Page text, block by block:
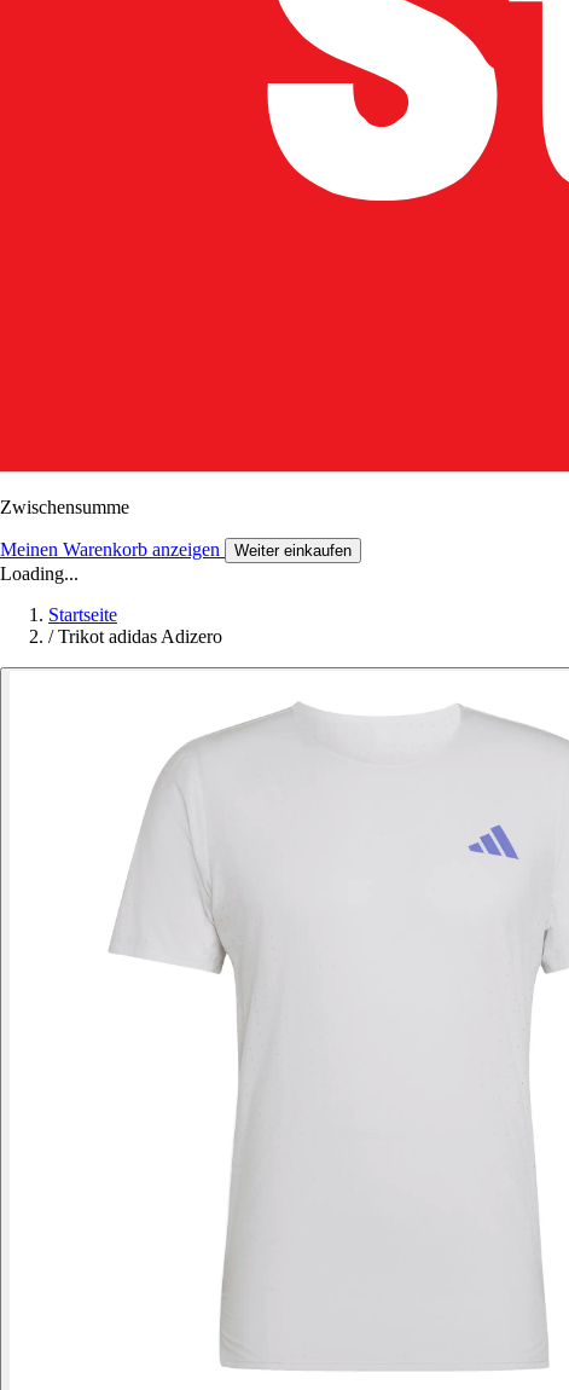
Zwischensumme
Meinen Warenkorb anzeigen Weiter einkaufen
Loading...
Startseite
/ Trikot adidas Adizero